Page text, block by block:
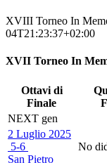
XVIII Torneo In
04T21:23:37+02:00
XVII Torneo In
Ottavi di
Finale
NEXT gen
2 Luglio 2025
5-6
San Pietro
No